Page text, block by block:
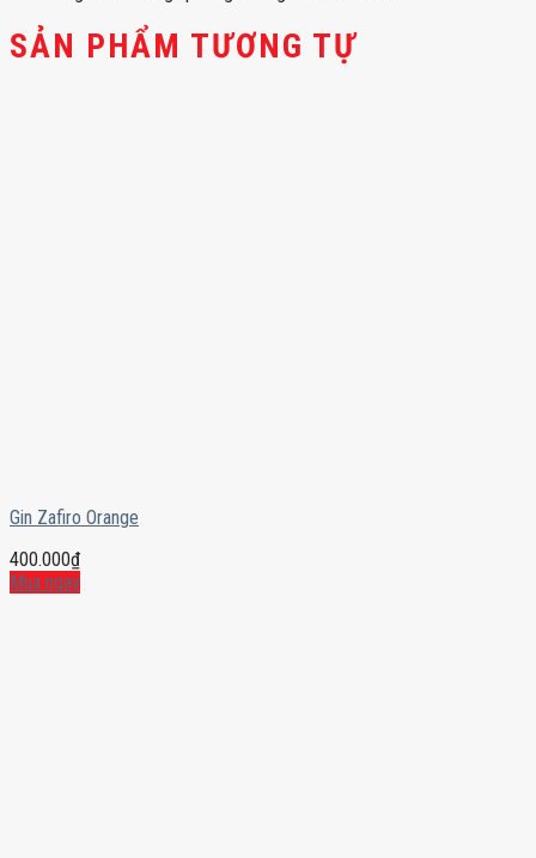
SẢN PHẨM TƯƠNG TỰ
Gin Zafiro Orange
400.000₫
Mua ngay